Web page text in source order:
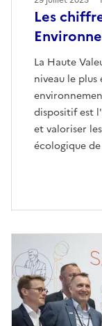
Les
La Haute
niveau le
dispositif est
et valoriser
écologique